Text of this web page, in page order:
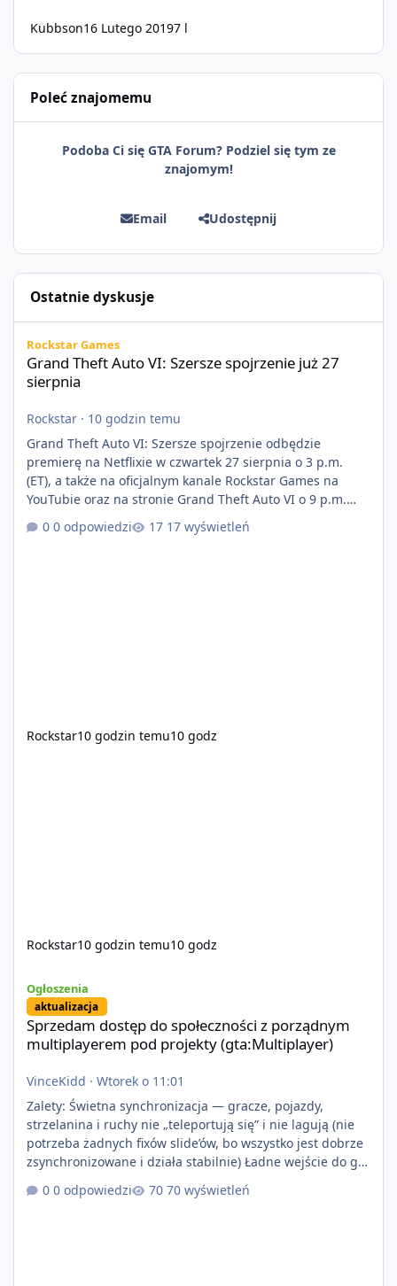
Kubbson16 Lutego 20197 l
Poleć znajomemu
Podoba Ci się GTA Forum? Podziel się tym ze
znajomym!
Email Udostępnij
Ostatnie dyskusje
Rockstar Games
Grand Theft Auto VI: Szersze spojrzenie już 27
sierpnia
Rockstar · 10 godzin temu
Grand Theft Auto VI: Szersze spojrzenie odbędzie
premierę na Netflixie w czwartek 27 sierpnia o 3 p.m.
(ET), a także na oficjalnym kanale Rockstar Games na
YouTubie oraz na stronie Grand Theft Auto VI o 9 p.m.
Auto VI będzie dostępne 19 listopada na PlayStation 5
0 odpowiedzi 17 wyświetleń
Rockstar10 godzin temu10 godz
Rockstar10 godzin temu10 godz
Ogłoszenia
aktualizacja
Sprzedam dostęp do społeczności z porządnym
multiplayerem pod projekty (gta:Multiplayer)
VinceKidd · Wtorek o 11:01
Zalety: Świetna synchronizacja — gracze, pojazdy,
strzelanina i ruchy nie „teleportują się” i nie lagują (nie
potrzeba żadnych fixów slide’ów, bo wszystko jest dobrze
zsynchronizowane i działa stabilnie) Ładne wejście do gry
+ solidny antycheat na poziomie multiplayera Wygodne
pisanie własnych modów i skryptów (wsparcie C# / JS /
0 odpowiedzi 70 wyświetleń